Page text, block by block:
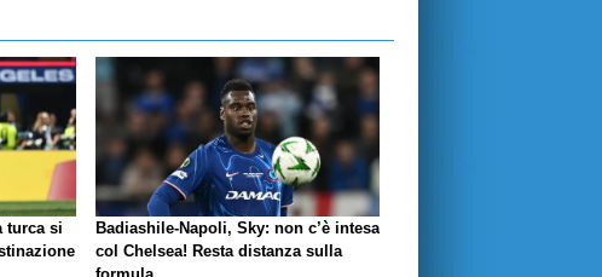
turca si
Badiashile-Napoli, Sky: non c’è intesa
col Chelsea! Resta distanza sulla